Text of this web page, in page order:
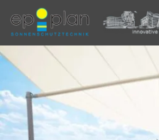
zur Top-Navigation
zur Hauptnavigation
Inhalt springen
zum Footer
Hauptnavigation